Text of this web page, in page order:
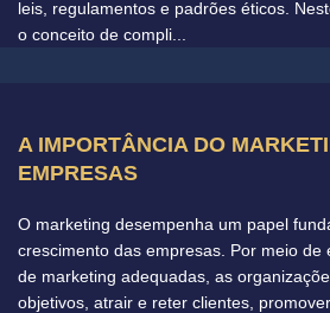
leis, regulamentos e padrões éticos.
o conceito de compli...
A IMPORTÂNCIA DO
EMPRESAS
O marketing desempenha um papel
crescimento das empresas. Por meio de
de marketing adequadas, as
objetivos, atrair e reter clientes,